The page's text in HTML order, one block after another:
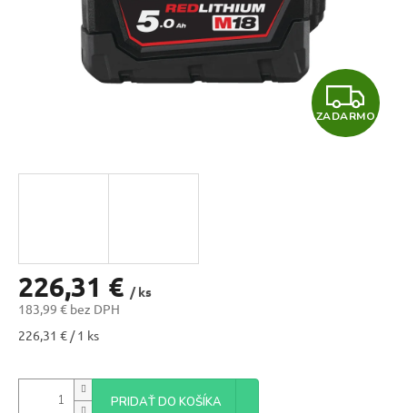
Z
A
ZADARMO
226,31 € / ks
183,99 € bez DPH
Jednotková
226,31 € / 1 ks
PRIDAŤ DO KOŠÍKA